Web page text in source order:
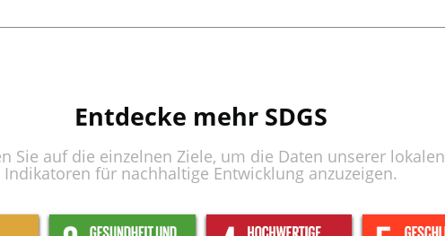
Entdecke mehr SDGS
Sie auf die einzelnen Ziele, um die Daten unserer lokalen
Indikatoren für nachhaltige Entwicklung anzuzeigen.